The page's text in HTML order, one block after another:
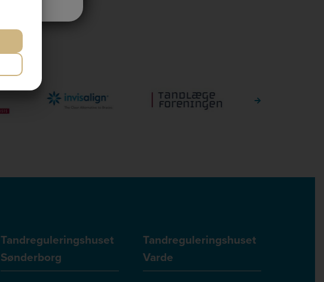
Tandreguleringshuset
Sønderborg
Tandreguleringshuset
Varde